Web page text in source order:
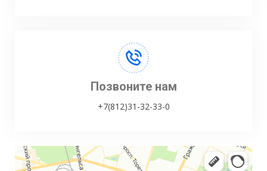
Позвоните нам
+7(812)31-32-33-0